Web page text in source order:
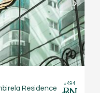
#494
Residence